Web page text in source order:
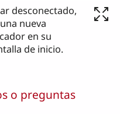
desconectado,
nueva
en su
de inicio.
o preguntas